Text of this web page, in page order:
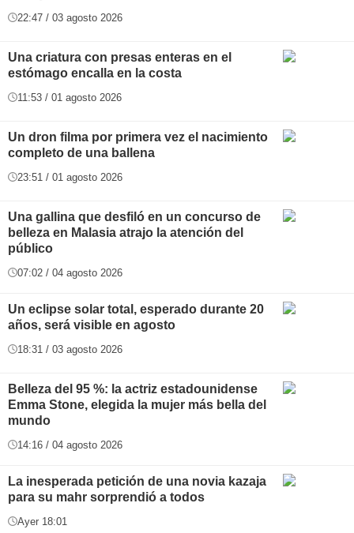
22:47 / 03 agosto 2026
Una criatura con presas enteras en el
estómago encalla en la costa
11:53 / 01 agosto 2026
Un dron filma por primera vez el nacimiento
completo de una ballena
23:51 / 01 agosto 2026
Una gallina que desfiló en un concurso de
belleza en Malasia atrajo la atención del
público
07:02 / 04 agosto 2026
Un eclipse solar total, esperado durante 20
años, será visible en agosto
18:31 / 03 agosto 2026
Belleza del 95 %: la actriz estadounidense
Emma Stone, elegida la mujer más bella del
mundo
14:16 / 04 agosto 2026
La inesperada petición de una novia kazaja
para su mahr sorprendió a todos
Ayer 18:01